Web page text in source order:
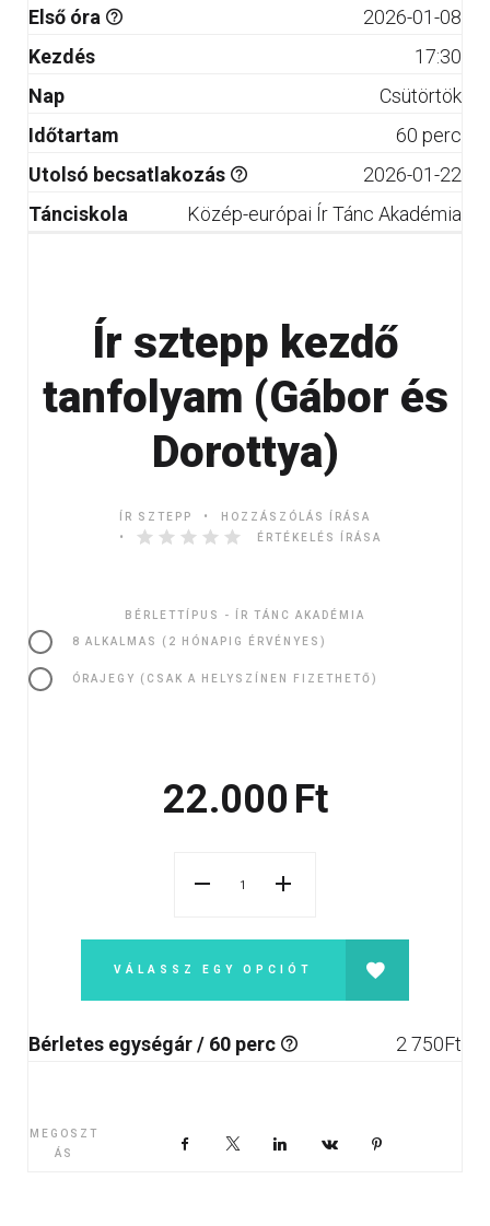
Első óra
2026-01-08
Kezdés
17:30
Nap
Csütörtök
Időtartam
60 perc
Utolsó becsatlakozás
2026-01-22
Tánciskola
Közép-európai Ír Tánc Akadémia
Ír sztepp kezdő
tanfolyam (Gábor és
Dorottya)
ÍR SZTEPP
HOZZÁSZÓLÁS ÍRÁSA
ÉRTÉKELÉS ÍRÁSA
BÉRLETTÍPUS - ÍR TÁNC AKADÉMIA
8 ALKALMAS (2 HÓNAPIG ÉRVÉNYES)
ÓRAJEGY (CSAK A HELYSZÍNEN FIZETHETŐ)
Ft
22.000
VÁLASSZ EGY OPCIÓT
Bérletes egységár / 60 perc Ft
2 750
MEGOSZT
ÁS
Facebook LinkedIn VKontakte